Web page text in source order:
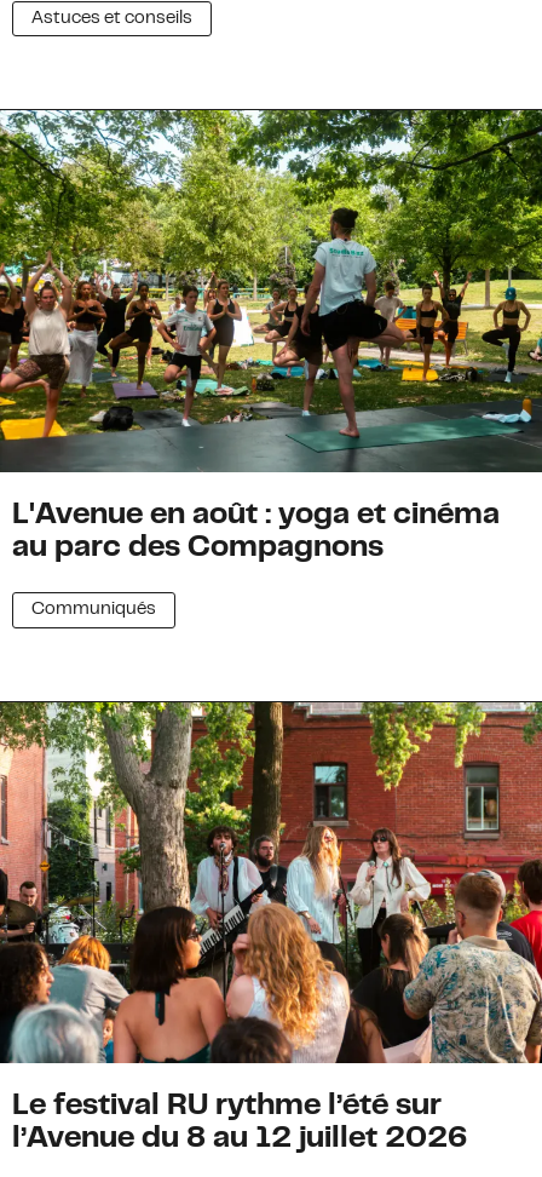
Astuces et conseils
L'Avenue en août : yoga et cinéma
au parc des Compagnons
Communiqués
Le festival RU rythme l’été sur
l’Avenue du 8 au 12 juillet 2026